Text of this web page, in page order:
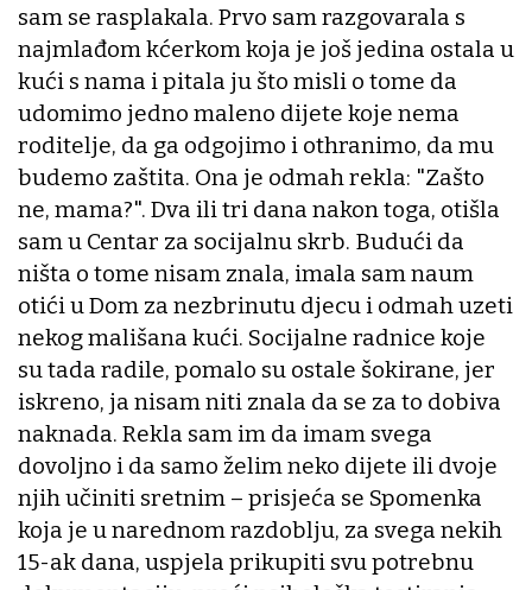
sam se rasplakala. Prvo sam razgovarala s
najmlađom kćerkom koja je još jedina ostala u
kući s nama i pitala ju što misli o tome da
udomimo jedno maleno dijete koje nema
roditelje, da ga odgojimo i othranimo, da mu
budemo zaštita. Ona je odmah rekla: "Zašto
ne, mama?". Dva ili tri dana nakon toga, otišla
sam u Centar za socijalnu skrb. Budući da
ništa o tome nisam znala, imala sam naum
otići u Dom za nezbrinutu djecu i odmah uzeti
nekog mališana kući. Socijalne radnice koje
su tada radile, pomalo su ostale šokirane, jer
iskreno, ja nisam niti znala da se za to dobiva
naknada. Rekla sam im da imam svega
dovoljno i da samo želim neko dijete ili dvoje
njih učiniti sretnim – prisjeća se Spomenka
koja je u narednom razdoblju, za svega nekih
15-ak dana, uspjela prikupiti svu potrebnu